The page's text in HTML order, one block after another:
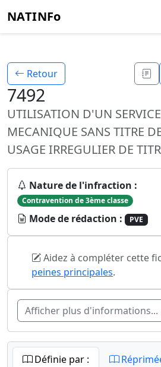
NATINFo
Retour
7492
UTILISATION D'UN
MECANIQUE SANS TITRE
USAGE IRREGULIER DE
Nature de l'infraction :
Contravention de 3ème classe
Mode de rédaction : PVE
Aidez à compléter cette
peines principales.
Afficher plus d'informations...
Définie par :